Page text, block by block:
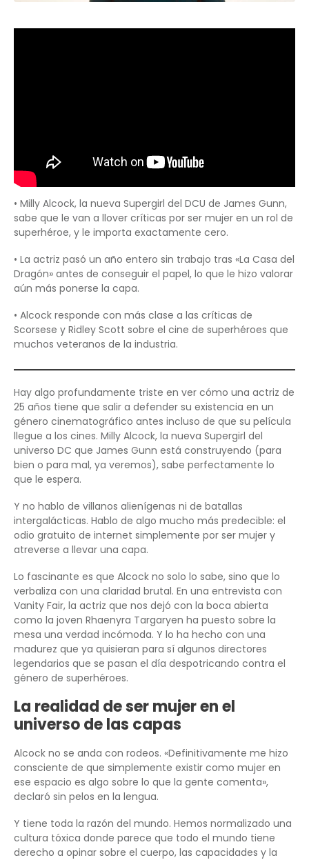
• Milly Alcock, la nueva Supergirl del DCU de James Gunn,
sabe que le van a llover críticas por ser mujer en un rol de
superhéroe, y le importa exactamente cero.
• La actriz pasó un año entero sin trabajo tras «La Casa del
Dragón» antes de conseguir el papel, lo que le hizo valorar
aún más ponerse la capa.
• Alcock responde con más clase a las críticas de
Scorsese y Ridley Scott sobre el cine de superhéroes que
muchos veteranos de la industria.
Hay algo profundamente triste en ver cómo una actriz de
25 años tiene que salir a defender su existencia en un
género cinematográfico antes incluso de que su película
llegue a los cines. Milly Alcock, la nueva Supergirl del
universo DC que James Gunn está construyendo (para
bien o para mal, ya veremos), sabe perfectamente lo
que le espera.
Y no hablo de villanos alienígenas ni de batallas
intergalácticas. Hablo de algo mucho más predecible: el
odio gratuito de internet simplemente por ser mujer y
atreverse a llevar una capa.
Lo fascinante es que Alcock no solo lo sabe, sino que lo
verbaliza con una claridad brutal. En una entrevista con
Vanity Fair, la actriz que nos dejó con la boca abierta
como la joven Rhaenyra Targaryen ha puesto sobre la
mesa una verdad incómoda. Y lo ha hecho con una
madurez que ya quisieran para sí algunos directores
legendarios que se pasan el día despotricando contra el
género de superhéroes.
La realidad de ser mujer en el
universo de las capas
Alcock no se anda con rodeos. «Definitivamente me hizo
consciente de que simplemente existir como mujer en
ese espacio es algo sobre lo que la gente comenta»,
declaró sin pelos en la lengua.
Y tiene toda la razón del mundo. Hemos normalizado una
cultura tóxica donde parece que todo el mundo tiene
derecho a opinar sobre el cuerpo, las capacidades y la